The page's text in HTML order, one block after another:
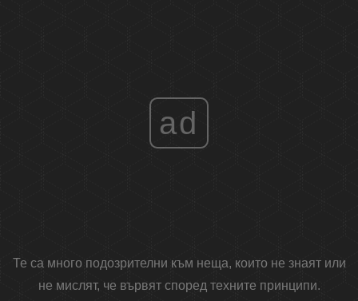
ad
Те са много подозрителни към неща, които не знаят или
не мислят, че вървят според техните принципи.